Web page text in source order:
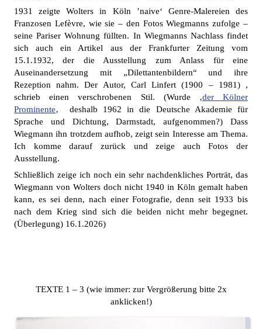
1931 zeigte Wolters in Köln ’naive‘ Genre-Malereien des
Franzosen Lefèvre, wie sie – den Fotos Wiegmanns zufolge –
seine Pariser Wohnung füllten. In Wiegmanns Nachlass findet
sich auch ein Artikel aus der Frankfurter Zeitung vom
15.1.1932, der die Ausstellung zum Anlass für eine
Auseinandersetzung mit „Dilettantenbildern“ und ihre
Rezeption nahm. Der Autor, Carl Linfert (1900 – 1981) ,
schrieb einen verschrobenen Stil. (Wurde ‚der Kölner
Prominente‚ deshalb 1962 in die Deutsche Akademie für
Sprache und Dichtung, Darmstadt, aufgenommen?) Dass
Wiegmann ihn trotzdem aufhob, zeigt sein Interesse am Thema.
Ich komme darauf zurück und zeige auch Fotos der
Ausstellung.
Schließlich zeige ich noch ein sehr nachdenkliches Porträt, das
Wiegmann von Wolters doch nicht 1940 in Köln gemalt haben
kann, es sei denn, nach einer Fotografie, denn seit 1933 bis
nach dem Krieg sind sich die beiden nicht mehr begegnet.
(Überlegung) 16.1.2026)
TEXTE 1 – 3 (wie immer: zur Vergrößerung bitte 2x
anklicken!)